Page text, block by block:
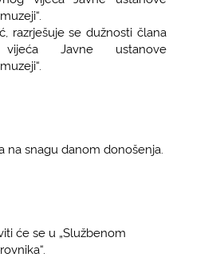
razrješuje se dužnosti člana
vijeća Javne ustanove
na snagu danom donošenja.
će se u „Službenom